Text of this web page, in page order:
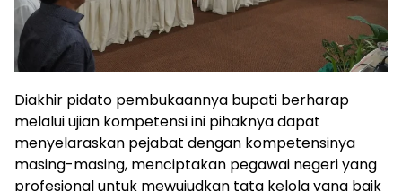
Diakhir pidato pembukaannya bupati berharap
melalui ujian kompetensi ini pihaknya dapat
menyelaraskan pejabat dengan kompetensinya
masing-masing, menciptakan pegawai negeri yang
profesional untuk mewujudkan tata kelola yang baik